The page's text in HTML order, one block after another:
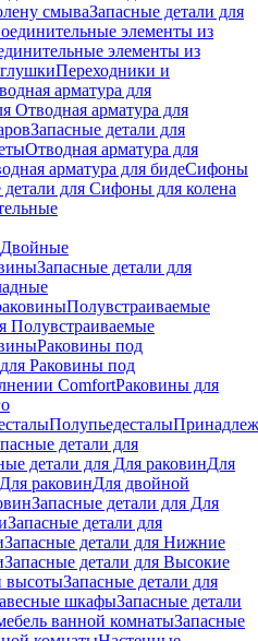
смываЗапасные детали для
элементы из
элементы из
Переходники и
арматура для
Отводная арматура для
Запасные детали для
Отводная арматура для
арматура для бидеСифоны
детали для Сифоны для колена
Двойные
Запасные детали для
Полувстраиваемые
Полувстраиваемые
Раковины под
Раковины под
ComfortPаковины для
Полупьедесталы
детали для
детали для Для раковинДля
раковинДля двойной
Запасные детали для Для
Запасные детали для
Запасные детали для Нижние
Запасные детали для Высокие
высотыЗапасные детали для
шкафыЗапасные детали
ванной комнатыЗапасные